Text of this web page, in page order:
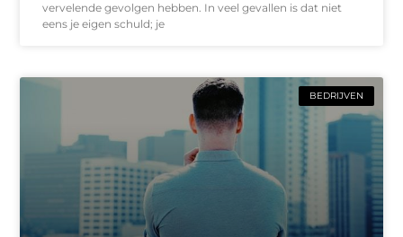
vervelende gevolgen hebben. In veel gevallen is dat niet
eens je eigen schuld; je
BEDRIJVEN